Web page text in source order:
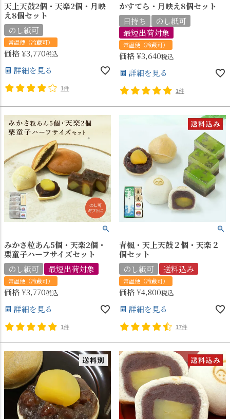
天上天鼓2個・天楽2個・月映
え8個セット
のし紙可
常温便（冷蔵可）
価格¥3,770税込
詳細を見る
1件
かすてら・月映え8個セット
日持ち
のし紙可
最短出荷対象
常温便（冷蔵可）
価格¥3,640税込
詳細を見る
1件
みかさ粒あん5個・天楽2個・
栗童子ハーフサイズセット
のし紙可
最短出荷対象
常温便（冷蔵可）
価格¥3,770税込
詳細を見る
1件
青楓・天上天鼓２個・天楽２
個セット
のし紙可
送料込み
常温便（冷蔵可）
価格¥4,800税込
詳細を見る
17件